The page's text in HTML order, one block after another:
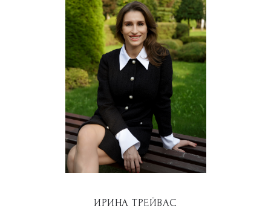
ИРИНА ТРЕЙВАС